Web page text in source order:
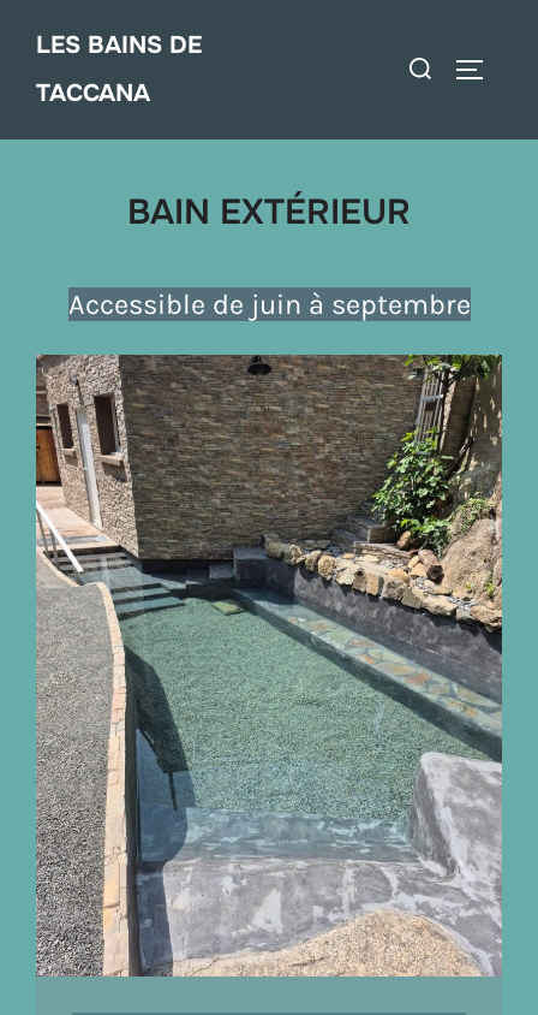
contenu
LES BAINS DE
TACCANA
Rechercher :
BAIN EXTÉRIEUR
Accessible de juin à septembre